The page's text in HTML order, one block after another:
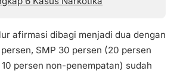
afirmasi dibagi menjadi dua dengan
SMP 30 persen (20 persen
persen non-penempatan) sudah